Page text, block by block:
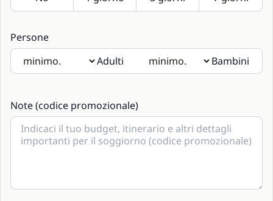
Persone
Adulti
Bambini
Note (codice promozionale)